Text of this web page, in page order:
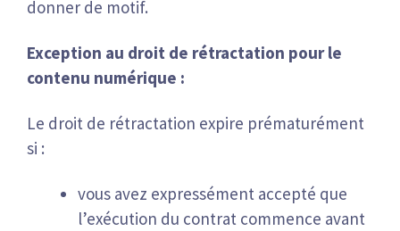
donner de motif.
Exception au droit de rétractation pour le
contenu numérique :
Le droit de rétractation expire prématurément
si :
vous avez expressément accepté que
l’exécution du contrat commence avant